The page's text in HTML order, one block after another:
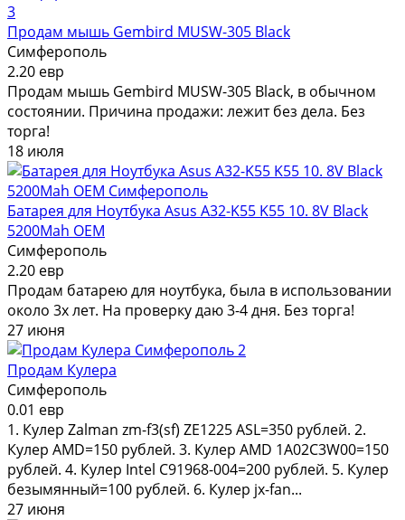
3
Продам мышь Gembird MUSW-305 Black
Симферополь
2.20 евр
Продам мышь Gembird MUSW-305 Black, в обычном
состоянии. Причина продажи: лежит без дела. Без
торга!
18 июля
Батарея для Ноутбука Asus A32-K55 K55 10. 8V Black
5200Mah OEM
Симферополь
2.20 евр
Продам батарею для ноутбука, была в использовании
около 3х лет. На проверку даю 3-4 дня. Без торга!
27 июня
2
Продам Кулера
Симферополь
0.01 евр
1. Кулер Zalman zm-f3(sf) ZE1225 ASL=350 рублей. 2.
Кулер AMD=150 рублей. 3. Кулер AMD 1A02C3W00=150
рублей. 4. Кулер Intel C91968-004=200 рублей. 5. Кулер
безымянный=100 рублей. 6. Кулер jx-fan...
27 июня